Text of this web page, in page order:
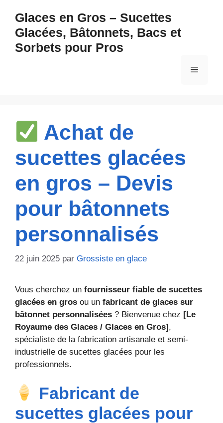
contenu
Glaces en Gros – Sucettes
Glacées, Bâtonnets, Bacs et
Sorbets pour Pros
Menu
Achat de
sucettes glacées
en gros – Devis
pour bâtonnets
personnalisés
22 juin 2025 par Grossiste en glace
Vous cherchez un fournisseur fiable de sucettes
glacées en gros ou un fabricant de glaces sur
bâtonnet personnalisées ? Bienvenue chez [Le
Royaume des Glaces / Glaces en Gros],
spécialiste de la fabrication artisanale et semi-
industrielle de sucettes glacées pour les
professionnels.
Fabricant de
sucettes glacées pour